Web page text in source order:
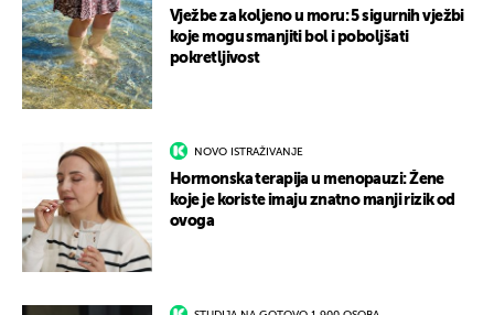
Vježbe za koljeno u moru: 5 sigurnih vježbi
koje mogu smanjiti bol i poboljšati
pokretljivost
NOVO ISTRAŽIVANJE
Hormonska terapija u menopauzi: Žene
koje je koriste imaju znatno manji rizik od
ovoga